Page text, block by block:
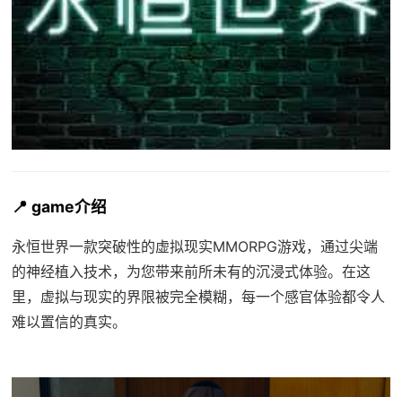
📍 game介绍
永恒世界一款突破性的虚拟现实MMORPG游戏，通过尖端
的神经植入技术，为您带来前所未有的沉浸式体验。在这
里，虚拟与现实的界限被完全模糊，每一个感官体验都令人
难以置信的真实。